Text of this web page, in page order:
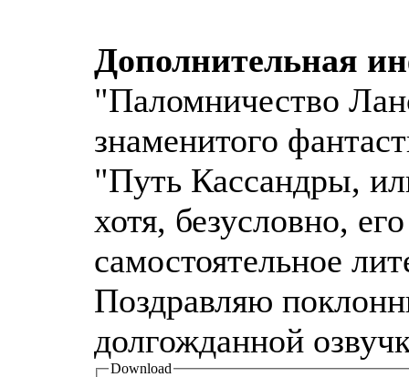
Дополнительная
"Паломничество
знаменитого
"Путь Кассандры,
хотя, безусловно,
самостоятельное
Поздравляю
долгожданной
Download